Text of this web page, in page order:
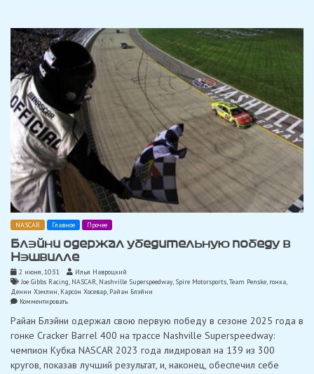
Racing»
NASCAR Главное Прочее
Блэйни одержал убедительную победу в
Нэшвилле
2 июня, 10:31
Илья Навроцкий
Joe Gibbs Racing, NASCAR, Nashville Superspeedway, Spire Motorsports,Team Penske, гонка
Денни Хэмлин, Карсон Хосевар, Райан Блэйни
Комментироватьon
одержал
убедительную
победу
в
Райан Блэйни одержал свою первую победу в сезоне 2025 года в
гонке Cracker Barrel 400 на трассе Nashville Superspeedway:
чемпион Кубка NASCAR 2023 года лидировал на 139 из 300
кругов, показав лучший результат, и, наконец, обеспечил себе